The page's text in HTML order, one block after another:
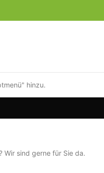
hinzu.
Wir sind gerne für Sie da.